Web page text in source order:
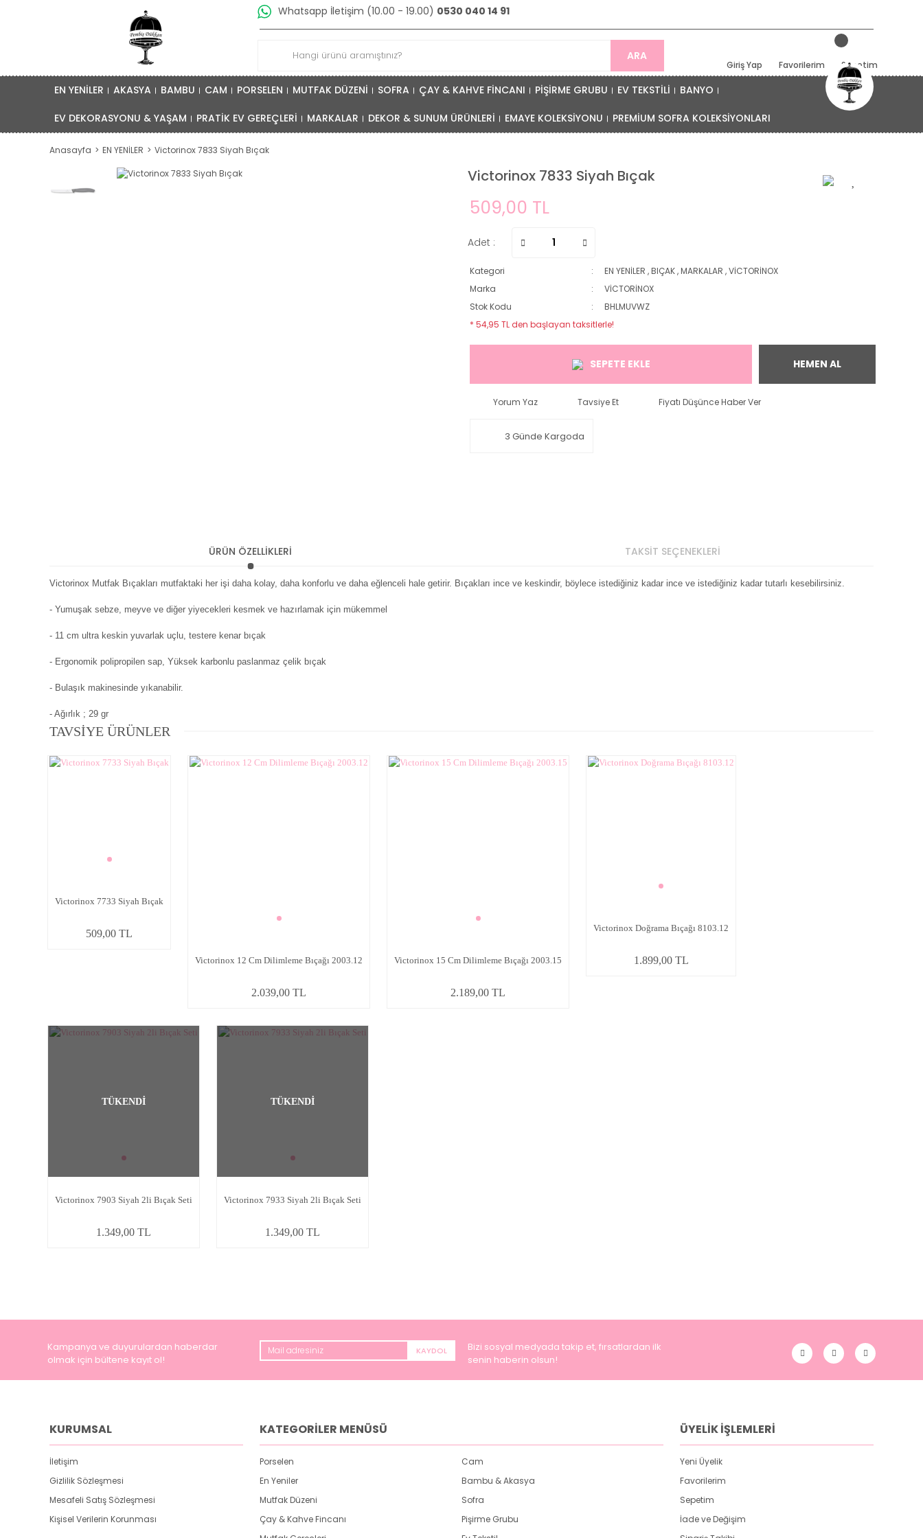
Whatsapp İletişim (10.00 - 19.00) 0530 040 14 91
ARA
Giriş Yap Favorilerim Sepetim
EN YENİLER AKASYA BAMBU CAM PORSELEN MUTFAK DÜZENİ SOFRA ÇAY & KAHVE FİNCANI PİŞİRME GRUBU EV TEKSTİLİ BANYO
EV DEKORASYONU & YAŞAM PRATİK EV GEREÇLERİ MARKALAR DEKOR & SUNUM ÜRÜNLERİ EMAYE KOLEKSİYONU PREMİUM SOFRA KOLEKSİYONLARI
Anasayfa EN YENİLER Victorinox 7833 Siyah Bıçak
Victorinox 7833 Siyah Bıçak
509,00 TL
Adet :
Kategori EN YENİLER ,BIÇAK,MARKALAR ,VİCTORİNOX
Marka
VİCTORİNOX
Stok Kodu
BHLMUVWZ
* 54,95 TL den başlayan taksitlerle!
SEPETE EKLE HEMEN AL
Yorum Yaz Tavsiye Et Fiyatı Düşünce Haber Ver
3 Günde Kargoda
ÜRÜN ÖZELLİKLERİ TAKSİT SEÇENEKLERİ
Victorinox Mutfak Bıçakları mutfaktaki her işi daha kolay, daha konforlu ve daha eğlenceli hale getirir. Bıçakları ince ve keskindir, böylece istediğiniz kadar ince ve istediğiniz kadar tutarlı kesebilirsiniz.
- Yumuşak sebze, meyve ve diğer yiyecekleri kesmek ve hazırlamak için mükemmel
- 11 cm ultra keskin yuvarlak uçlu, testere kenar bıçak
- Ergonomik polipropilen sap, Yüksek karbonlu paslanmaz çelik bıçak
- Bulaşık makinesinde yıkanabilir.
- Ağırlık ; 29 gr
TAVSİYE ÜRÜNLER
Victorinox 7733 Siyah Bıçak
509,00 TL
Victorinox 12 Cm Dilimleme Bıçağı 2003.12
2.039,00 TL
Victorinox 15 Cm Dilimleme Bıçağı 2003.15
2.189,00 TL
Victorinox Doğrama Bıçağı 8103.12
1.899,00 TL
TÜKENDİ
Victorinox 7903 Siyah 2li Bıçak Seti
1.349,00 TL
TÜKENDİ
Victorinox 7933 Siyah 2li Bıçak Seti
1.349,00 TL
Kampanya ve duyurulardan haberdar
olmak için bültene kayıt ol!
KAYDOL
Bizi sosyal medyada takip et, fırsatlardan ilk
senin haberin olsun!
KURUMSAL
İletişim
Gizlilik Sözleşmesi
Mesafeli Satış Sözleşmesi
Kişisel Verilerin Korunması
KATEGORİLER MENÜSÜ
Porselen
Cam
En Yeniler
Bambu & Akasya
Mutfak Düzeni
Sofra
Çay & Kahve Fincanı
Pişirme Grubu
ÜYELİK İŞLEMLERİ
Yeni Üyelik
Favorilerim
Sepetim
İade ve Değişim